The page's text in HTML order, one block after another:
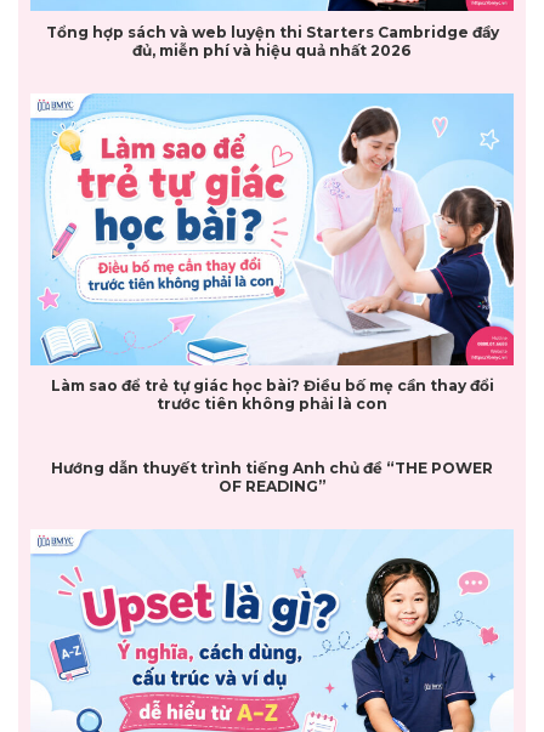
Tổng hợp sách và web luyện thi Starters Cambridge đầy
đủ, miễn phí và hiệu quả nhất 2026
Làm sao để trẻ tự giác học bài? Điều bố mẹ cần thay đổi
trước tiên không phải là con
Hướng dẫn thuyết trình tiếng Anh chủ đề “THE POWER
OF READING”